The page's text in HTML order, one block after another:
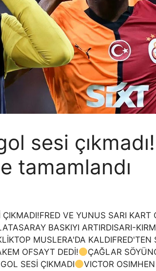
sesi
tamamlandı
VE YUNUS SARI KART
BASKIYI ARTIRDISARI-
MUSLERA'DA KALDIFRED'TEN
OFSAYT DEDİ!
ÇAĞLAR
SESİ ÇIKMADI
VICTOR